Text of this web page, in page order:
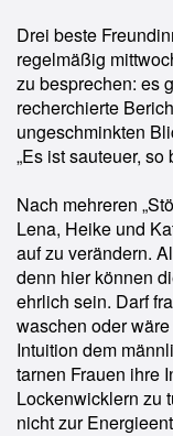
Drei beste
regelmäßig
zu besprechen: es
recherchierte
ungeschminkten
„Es ist sauteuer,
Nach mehreren
Lena, Heike und
auf zu verändern.
denn hier können
ehrlich sein. Darf
waschen oder
Intuition dem
tarnen Frauen ihre
Lockenwicklern zu
nicht zur